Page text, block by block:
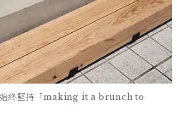
終堅持「making it a brunch to